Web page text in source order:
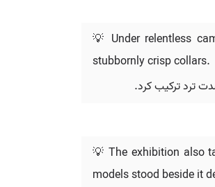
💡 Under relentless
stubbornly crisp collars.
ترد ترکیب کرد.
💡 The exhibition also
models stood beside it